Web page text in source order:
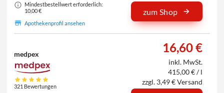
Mindestbestellwert erforderlich:
10,00 €
Apothekenprofil ansehen
zum Shop
medpex
321 Bewertungen
16,60 €
inkl. MwSt.
415,00 € / l
zzgl. 3,49 € Versand